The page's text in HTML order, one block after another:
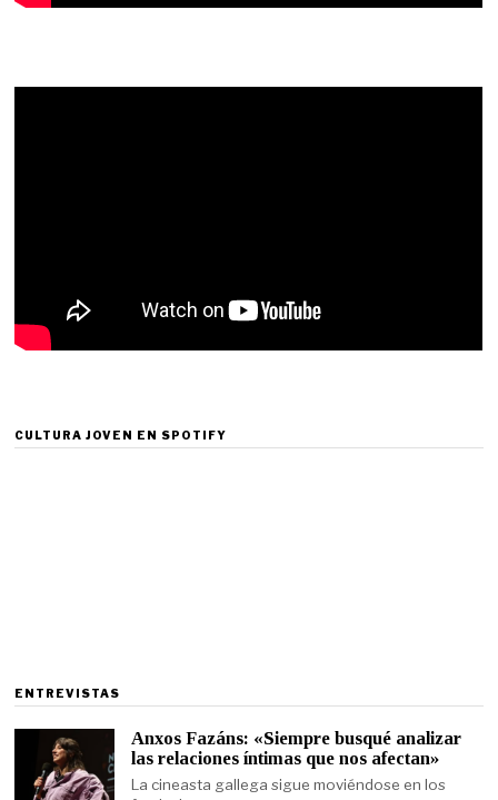
CULTURA JOVEN EN SPOTIFY
ENTREVISTAS
Anxos Fazáns: «Siempre busqué analizar
las relaciones íntimas que nos afectan»
La cineasta gallega sigue moviéndose en los